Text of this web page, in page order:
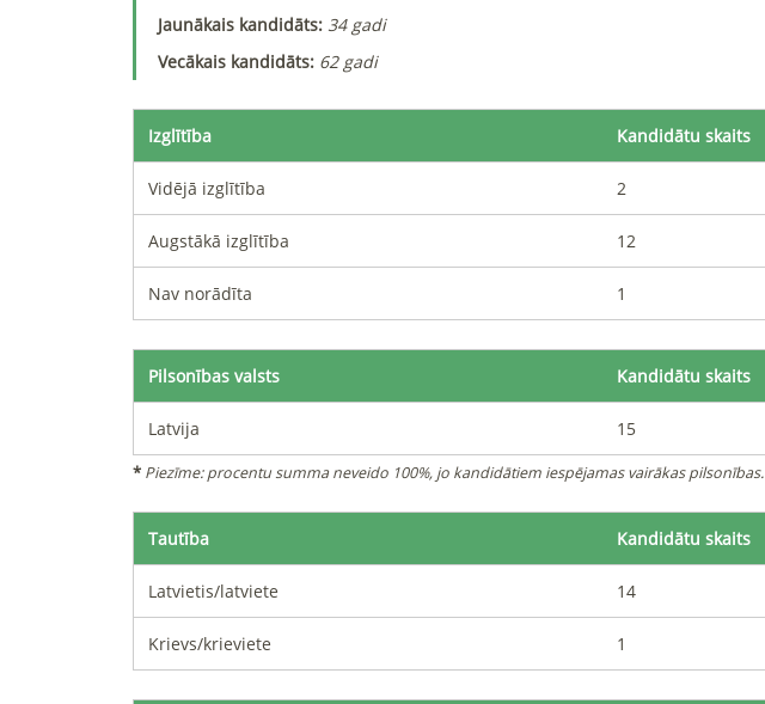
Jaunākais kandidāts: 34 gadi
Vecākais kandidāts: 62 gadi
Izglītība Kandidātu skaits
Vidējā izglītība 2
Augstākā izglītība 12
Nav norādīta 1
Pilsonības valsts Kandidātu skaits
Latvija 15
* Piezīme: procentu summa neveido 100%, jo kandidātiem iespējamas vairākas pilsonības.
Tautība Kandidātu skaits
Latvietis/latviete 14
Krievs/krieviete 1